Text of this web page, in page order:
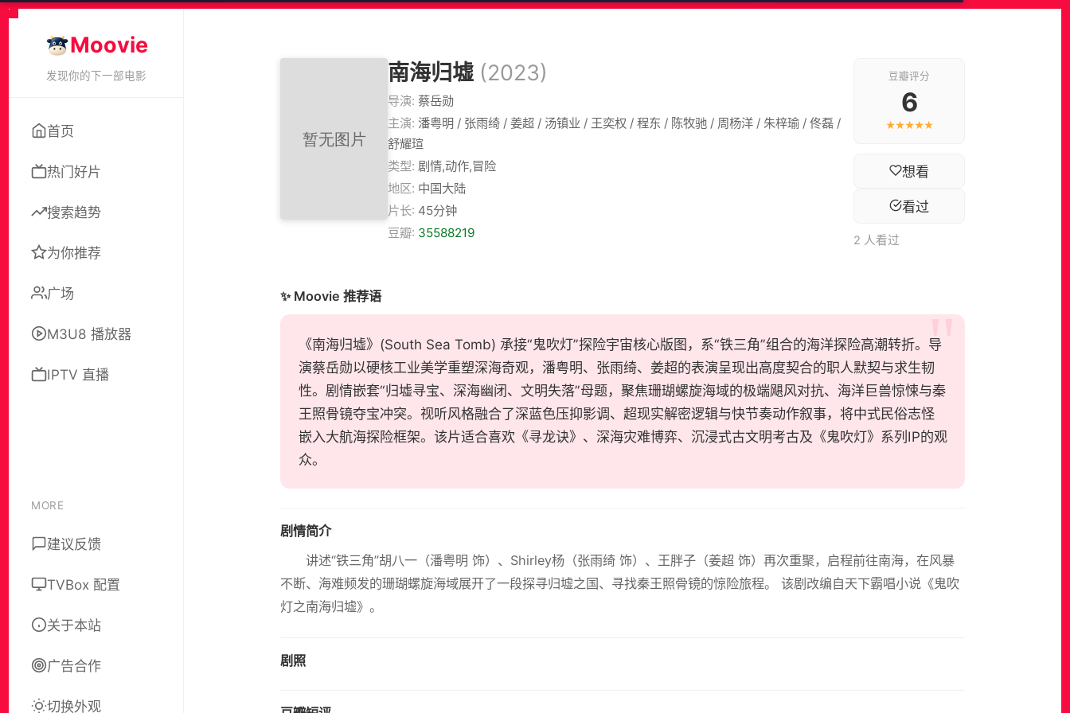
Moovie
发现你的下一部电影
首页
热门好片
搜索趋势
为你推荐
广场
M3U8 播放器
IPTV 直播
MORE
建议反馈
TVBox 配置
关于本站
广告合作
切换外观
南海归墟 (2023)
导演: 蔡岳勋
主演: 潘粤明 / 张雨绮 / 姜超 / 汤镇业 / 王奕权 / 程东 / 陈牧驰 / 周杨洋 / 朱梓瑜 / 佟磊 /
舒耀瑄
类型: 剧情,动作,冒险
地区: 中国大陆
片长: 45分钟
豆瓣: 35588219
豆瓣评分
6
★★★★★
想看
看过
2 人看过
✨ Moovie 推荐语
《南海归墟》(South Sea Tomb) 承接“鬼吹灯”探险宇宙核心版图，系“铁三角”组合的海洋探险高潮转折。导
演蔡岳勋以硬核工业美学重塑深海奇观，潘粤明、张雨绮、姜超的表演呈现出高度契合的职人默契与求生韧
性。剧情嵌套“归墟寻宝、深海幽闭、文明失落”母题，聚焦珊瑚螺旋海域的极端飓风对抗、海洋巨兽惊悚与秦
王照骨镜夺宝冲突。视听风格融合了深蓝色压抑影调、超现实解密逻辑与快节奏动作叙事，将中式民俗志怪
嵌入大航海探险框架。该片适合喜欢《寻龙诀》、深海灾难博弈、沉浸式古文明考古及《鬼吹灯》系列IP的观
众。
剧情简介
讲述“铁三角”胡八一（潘粤明 饰）、Shirley杨（张雨绮 饰）、王胖子（姜超 饰）再次重聚，启程前往南海，在风暴
不断、海难频发的珊瑚螺旋海域展开了一段探寻归墟之国、寻找秦王照骨镜的惊险旅程。 该剧改编自天下霸唱小说《鬼吹
灯之南海归墟》。
剧照